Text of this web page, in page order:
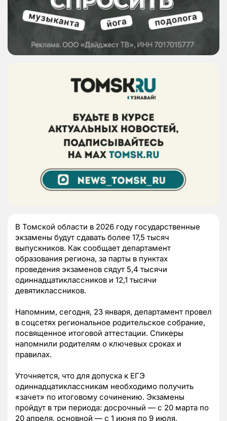
В Томской области в 2026 году государственные
экзамены будут сдавать более 17,5 тысяч
выпускников. Как сообщает департамент
образования региона, за парты в пунктах
проведения экзаменов сядут 5,4 тысячи
одиннадцатиклассников и 12,1 тысячи
девятиклассников.
Напомним, сегодня, 23 января, департамент провел
в соцсетях региональное родительское собрание,
посвященное итоговой аттестации. Спикеры
напомнили родителям о ключевых сроках и
правилах.
Уточняется, что для допуска к ЕГЭ
одиннадцатиклассникам необходимо получить
«зачет» по итоговому сочинению. Экзамены
пройдут в три периода: досрочный — с 20 марта по
20 апреля, основной — с 1 июня по 9 июля,